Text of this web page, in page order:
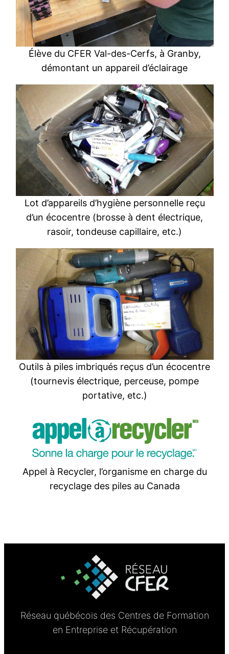
Élève du CFER Val-des-Cerfs, à Granby,
démontant un appareil d’éclairage
Lot d’appareils d’hygiène personnelle reçu
d’un écocentre (brosse à dent électrique,
rasoir, tondeuse capillaire, etc.)
Outils à piles imbriqués reçus d’un écocentre
(tournevis électrique, perceuse, pompe
portative, etc.)
Appel à Recycler, l’organisme en charge du
recyclage des piles au Canada
Réseau québécois des Centres de Formation
en Entreprise et Récupération